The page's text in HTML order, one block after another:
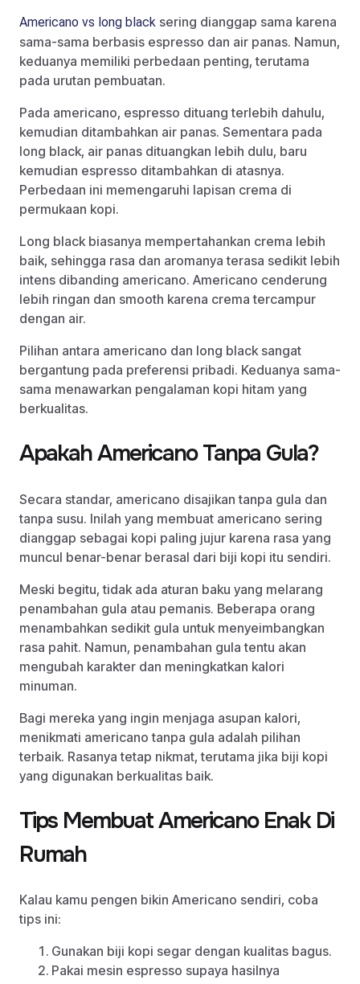
Americano vs long black sering dianggap sama karena
sama-sama berbasis espresso dan air panas. Namun,
keduanya memiliki perbedaan penting, terutama
pada urutan pembuatan.
Pada americano, espresso dituang terlebih dahulu,
kemudian ditambahkan air panas. Sementara pada
long black, air panas dituangkan lebih dulu, baru
kemudian espresso ditambahkan di atasnya.
Perbedaan ini memengaruhi lapisan crema di
permukaan kopi.
Long black biasanya mempertahankan crema lebih
baik, sehingga rasa dan aromanya terasa sedikit lebih
intens dibanding americano. Americano cenderung
lebih ringan dan smooth karena crema tercampur
dengan air.
Pilihan antara americano dan long black sangat
bergantung pada preferensi pribadi. Keduanya sama-
sama menawarkan pengalaman kopi hitam yang
berkualitas.
Apakah Americano Tanpa Gula?
Secara standar, americano disajikan tanpa gula dan
tanpa susu. Inilah yang membuat americano sering
dianggap sebagai kopi paling jujur karena rasa yang
muncul benar-benar berasal dari biji kopi itu sendiri.
Meski begitu, tidak ada aturan baku yang melarang
penambahan gula atau pemanis. Beberapa orang
menambahkan sedikit gula untuk menyeimbangkan
rasa pahit. Namun, penambahan gula tentu akan
mengubah karakter dan meningkatkan kalori
minuman.
Bagi mereka yang ingin menjaga asupan kalori,
menikmati americano tanpa gula adalah pilihan
terbaik. Rasanya tetap nikmat, terutama jika biji kopi
yang digunakan berkualitas baik.
Tips Membuat Americano Enak Di
Rumah
Kalau kamu pengen bikin Americano sendiri, coba
tips ini:
Gunakan biji kopi segar dengan kualitas bagus.
Pakai mesin espresso supaya hasilnya